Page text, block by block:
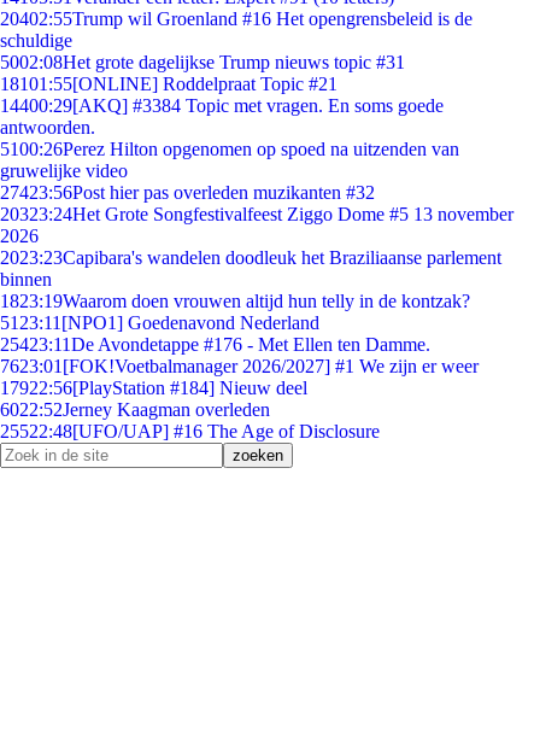
20402:55Trump wil Groenland #16 Het opengrensbeleid is de
schuldige
5002:08Het grote dagelijkse Trump nieuws topic #31
18101:55[ONLINE] Roddelpraat Topic #21
14400:29[AKQ] #3384 Topic met vragen. En soms goede
antwoorden.
5100:26Perez Hilton opgenomen op spoed na uitzenden van
gruwelijke video
27423:56Post hier pas overleden muzikanten #32
20323:24Het Grote Songfestivalfeest Ziggo Dome #5 13 november
2026
2023:23Capibara's wandelen doodleuk het Braziliaanse parlement
binnen
1823:19Waarom doen vrouwen altijd hun telly in de kontzak?
51 23:11 [NPO1] Goedenavond Nederland
25423:11De Avondetappe #176 - Met Ellen ten Damme.
7623:01 [FOK!Voetbalmanager 2026/2027] #1 We zijn er weer
17922:56[PlayStation #184] Nieuw deel
6022:52Jerney Kaagman overleden
25522:48[UFO/UAP] #16 The Age of Disclosure